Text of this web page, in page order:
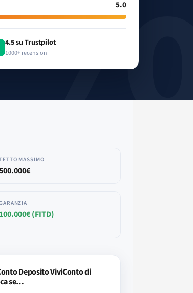
5.0
4.5 su Trustpilot
1000+ recensioni
MASSIMO
100.000€ (FITD)
Deposito ViviConto di
se…